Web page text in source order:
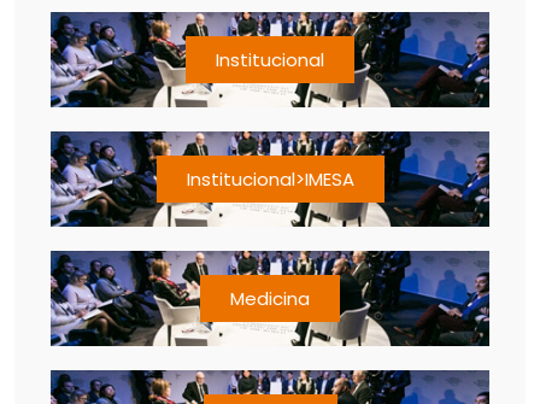
Institucional
Institucional>IMESA
Medicina